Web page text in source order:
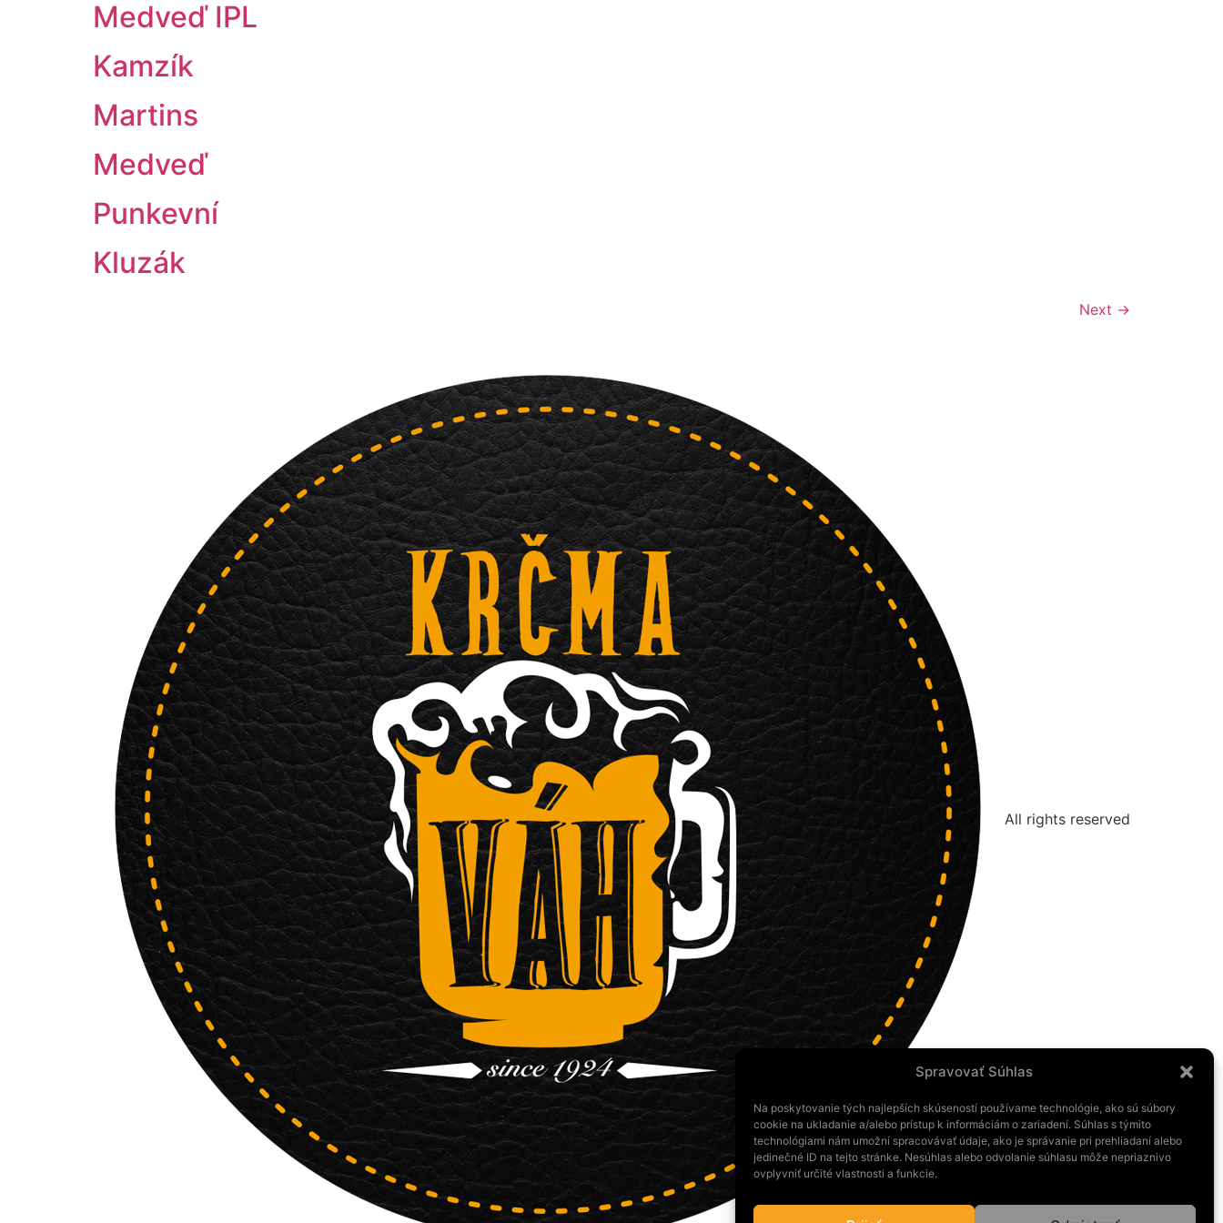
Spravovať Súhlas
Na poskytovanie tých najlepších skúseností používame technológie, ako sú súbory
cookie na ukladanie a/alebo prístup k informáciám o zariadení. Súhlas s týmito
technológiami nám umožní spracovávať údaje, ako je správanie pri prehliadaní alebo
jedinečné ID na tejto stránke. Nesúhlas alebo odvolanie súhlasu môže nepriaznivo
ovplyvniť určité vlastnosti a funkcie.
Medveď IPL
Kamzík
Martins
Medveď
Punkevní
Kluzák
Next →
All rights reserved